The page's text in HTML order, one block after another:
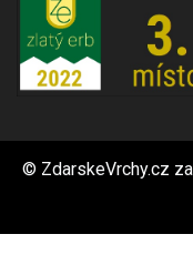
© ZdarskeVrchy.cz